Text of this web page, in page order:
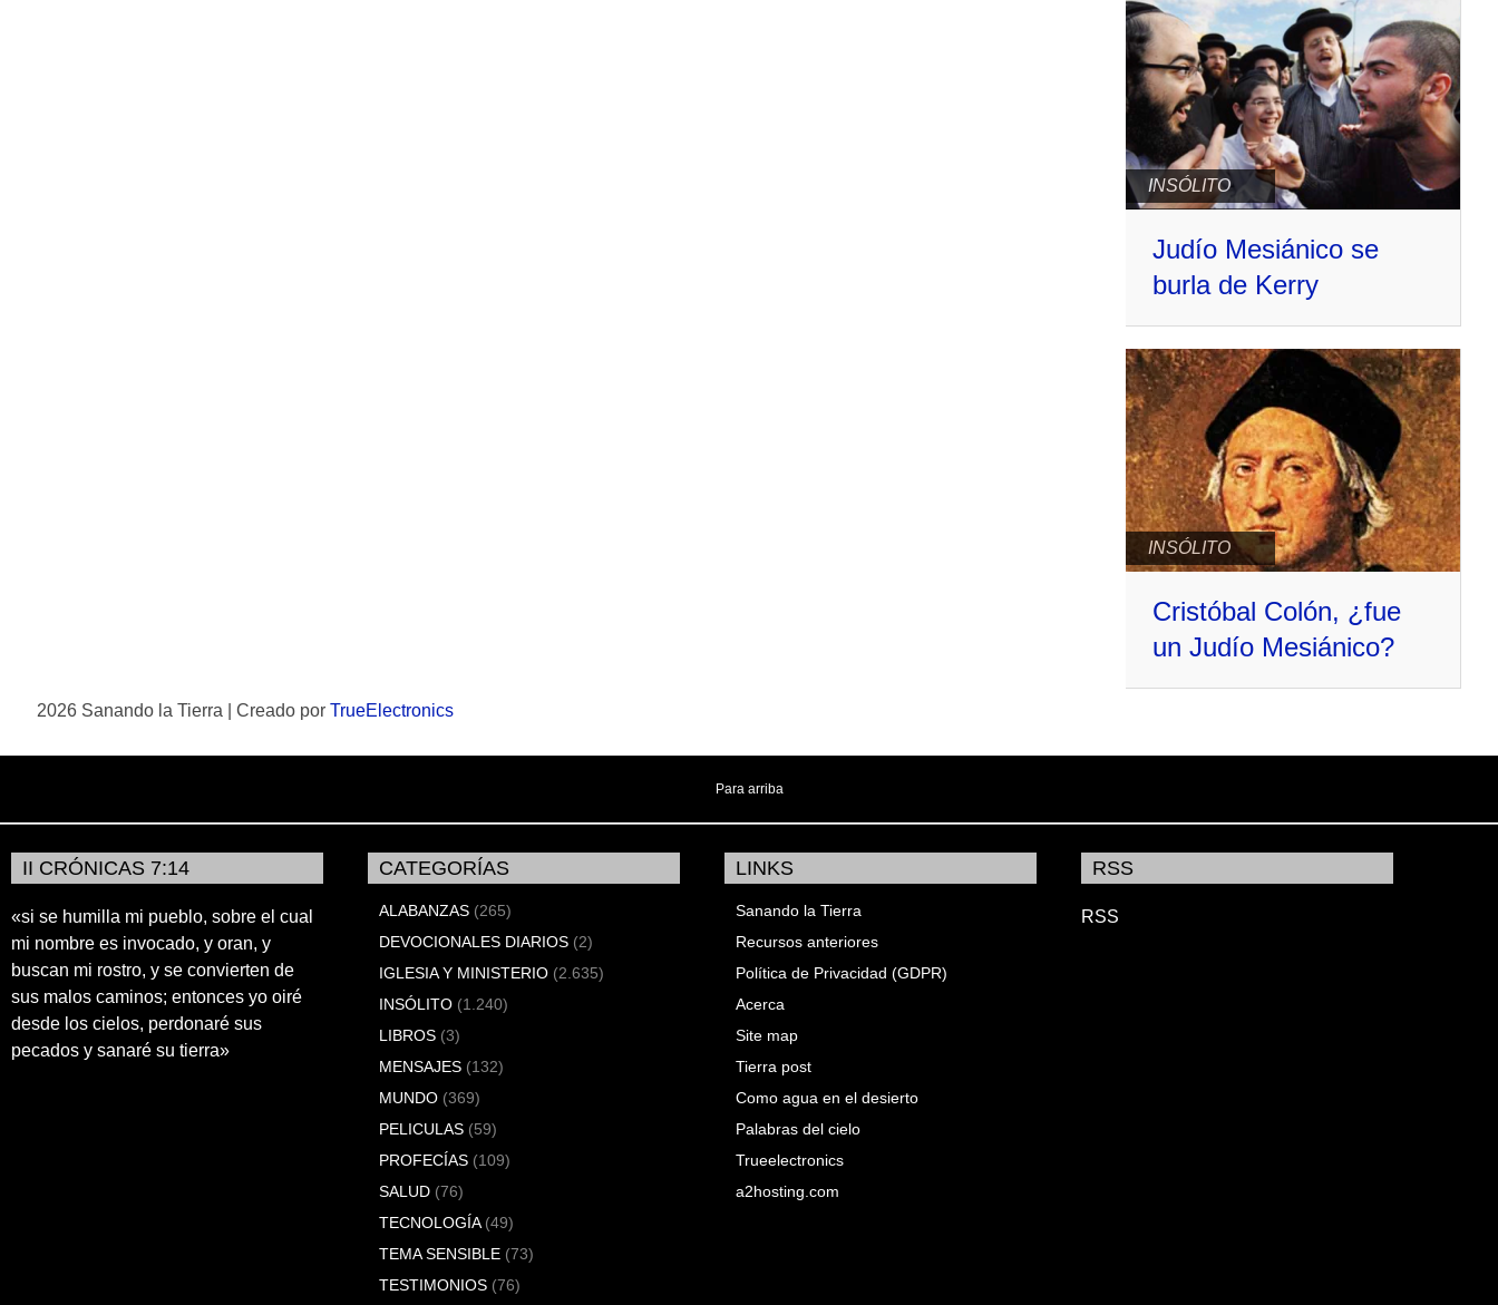
INSÓLITO
Judío Mesiánico se
burla de Kerry
INSÓLITO
Cristóbal Colón, ¿fue
un Judío Mesiánico?
Para arriba
II CRÓNICAS 7:14
«si se humilla mi pueblo, sobre el cual
mi nombre es invocado, y oran, y
buscan mi rostro, y se convierten de
sus malos caminos; entonces yo oiré
desde los cielos, perdonaré sus
pecados y sanaré su tierra»
CATEGORÍAS
ALABANZAS (265)
DEVOCIONALES DIARIOS (2)
IGLESIA Y MINISTERIO (2.635)
INSÓLITO (1.240)
LIBROS (3)
MENSAJES (132)
MUNDO (369)
PELICULAS (59)
PROFECÍAS (109)
SALUD (76)
TECNOLOGÍA(49)
TEMA SENSIBLE (73)
TESTIMONIOS (76)
LINKS
Sanando la Tierra
Recursos anteriores
Política de Privacidad (GDPR)
Acerca
Site map
Tierra post
Como agua en el desierto
Palabras del cielo
Trueelectronics
a2hosting.com
RSS
RSS
2026 Sanando la Tierra | Creado porTrueElectronics